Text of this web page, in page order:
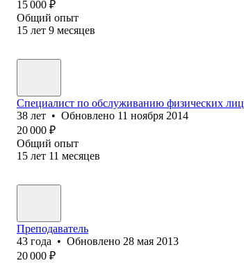
15 000 ₽
Общий опыт
15 лет 9 месяцев
Специалист по обслуживанию физических лиц
38 лет • Обновлено 11 ноября 2014
20 000 ₽
Общий опыт
15 лет 11 месяцев
Преподаватель
43 года • Обновлено 28 мая 2013
20 000 ₽